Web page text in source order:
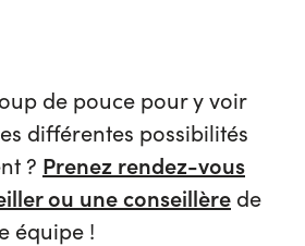
de pouce pour y voir
différentes possibilités
? Prenez rendez-vous
ou une conseillère de
équipe !